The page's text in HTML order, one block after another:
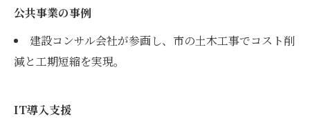
公共事業の事例
建設コンサル会社が参画し、市の土木工事でコスト削
減と工期短縮を実現。
IT導入支援